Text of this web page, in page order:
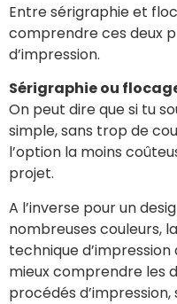
Entre sérigraphie et
comprendre ces deux
d’impression.
Sérigraphie ou
On peut dire que si tu
simple, sans trop de
l’option la moins
projet.
A l’inverse pour un
nombreuses couleurs,
technique
mieux comprendre les
procédés d’impression,